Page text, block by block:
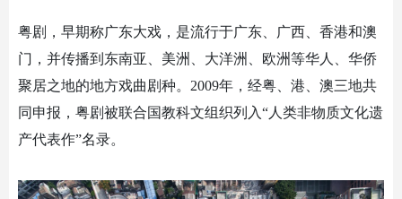
粤剧，早期称广东大戏，是流行于广东、广西、香港和澳
门，并传播到东南亚、美洲、大洋洲、欧洲等华人、华侨
聚居之地的地方戏曲剧种。 2009年，经粤、港、澳三地共
同申报，粤剧被联合国教科文组织列入“人类非物质文化遗
产代表作”名录。